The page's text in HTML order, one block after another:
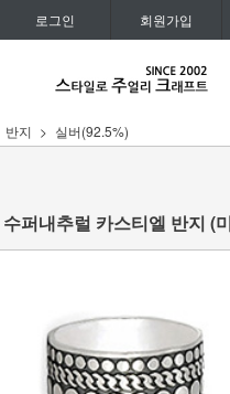
로그인 회원가입
반지 실버(92.5%)
수퍼내추럴 카스티엘 반지 (